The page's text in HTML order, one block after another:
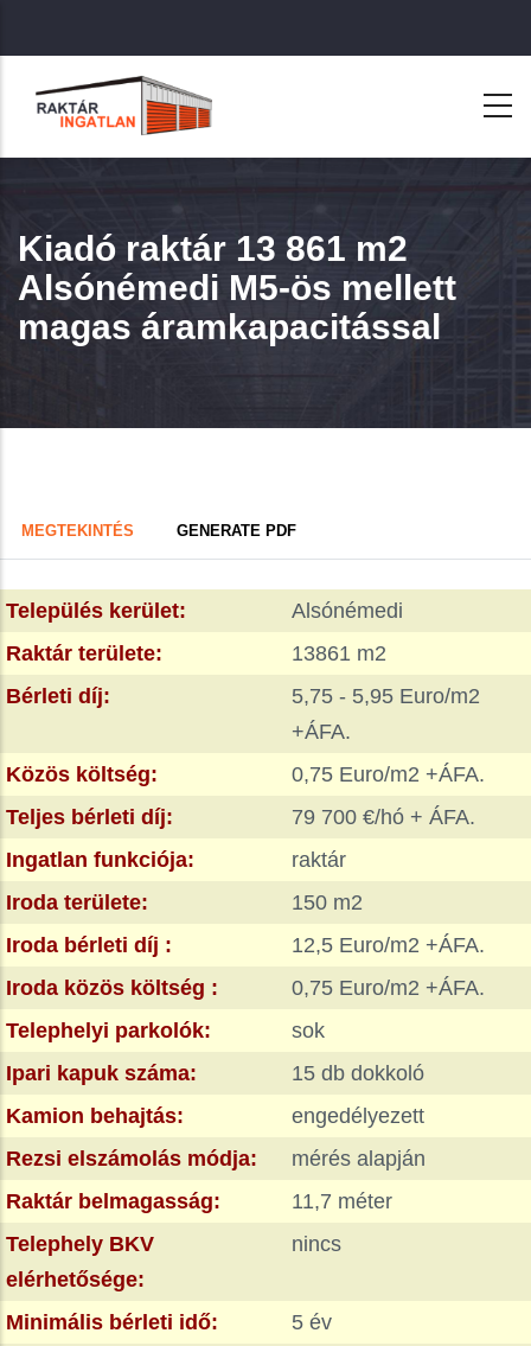
a
tartalomra
Kiadó raktár 13 861 m2
Alsónémedi M5-ös mellett
magas áramkapacitással
Primary
tabs
MEGTEKINTÉS (AKTÍVGENERATE PDF
Település kerület:
Alsónémedi
Raktár területe:
13861 m2
Bérleti díj:
5,75 - 5,95 Euro/m2
+ÁFA.
Közös költség:
0,75 Euro/m2 +ÁFA.
Teljes bérleti díj:
79 700 €/hó + ÁFA.
Ingatlan funkciója:
raktár
Iroda területe:
150 m2
Iroda bérleti díj :
12,5 Euro/m2 +ÁFA.
Iroda közös költség :
0,75 Euro/m2 +ÁFA.
Telephelyi parkolók:
sok
Ipari kapuk száma:
15 db dokkoló
Kamion behajtás:
engedélyezett
Rezsi elszámolás módja:
mérés alapján
Raktár belmagasság:
11,7 méter
Telephely BKV
elérhetősége:
nincs
Minimális bérleti idő:
5 év